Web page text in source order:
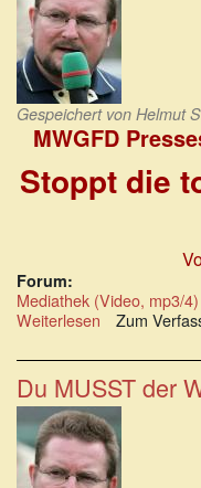
Gespeichert von Helmut
MWGFD
Stoppt die
Forum:
Mediathek (Video, mp3/
Weiterlesen über
die
toxischen
Pläne
der
WHO!
Zum
Du MUSST der